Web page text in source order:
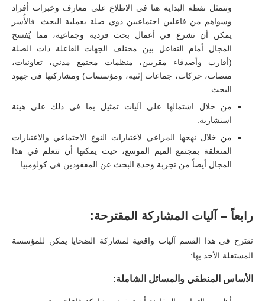
وتتمثل نقطة البداية هنا في الاطلاع على معارف وخبرات أفراد
وسواهم من فاعلين اجتماعيين ذوي صلة بعملية البحث. فالأُسر
يمكن أن تشرع في أعمال بحث فردية وجماعية، مما يُفسح
المجال أمام التفاعل بين مختلف الجهات الفاعلة ذات الصلة
(أقارب وأصدقاء مقربين، منظمات مجتمع مدني، تعاونيات،
منصات، حركات، جماعات إثنية، ومؤسسات) ومشاركتها في جهود
البحث.
من خلال اشتمالها على آليات تمثيل بما في ذلك على هيئة
استشارية.
من خلال نهجها المراعي لاعتبارات النوع الاجتماعي والاعتبارات
المتعلقة بمجتمع الميم الموسع، حيث يمكنها أن تتعلم في هذا
المجال أيضاً من تجربة وحدة البحث عن المفقودين في كولومبيا.
رابعاً – آليات المشاركة المقترحة:
نقترح في هذا القسم آليات واقعية لمشاركة الضحايا يمكن للمؤسسة
المستقلة الأخذ بها:
الأساس المنطقي والمسائل الشاملة: